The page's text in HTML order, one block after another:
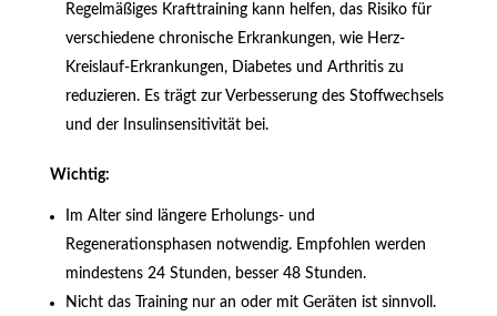
Regelmäßiges Krafttraining kann helfen, das Risiko für
verschiedene chronische Erkrankungen, wie Herz-
Kreislauf-Erkrankungen, Diabetes und Arthritis zu
reduzieren. Es trägt zur Verbesserung des Stoffwechsels
und der Insulinsensitivität bei.
Wichtig:
Im Alter sind längere Erholungs- und
Regenerationsphasen notwendig. Empfohlen werden
mindestens 24 Stunden, besser 48 Stunden.
Nicht das Training nur an oder mit Geräten ist sinnvoll.